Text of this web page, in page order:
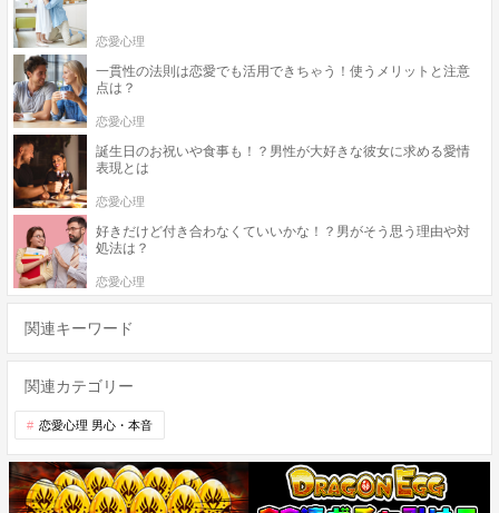
恋愛心理
一貫性の法則は恋愛でも活用できちゃう！使うメリットと注意
点は？
恋愛心理
誕生日のお祝いや食事も！？男性が大好きな彼女に求める愛情
表現とは
恋愛心理
好きだけど付き合わなくていいかな！？男がそう思う理由や対
処法は？
恋愛心理
関連キーワード
関連カテゴリー
恋愛心理 男心・本音